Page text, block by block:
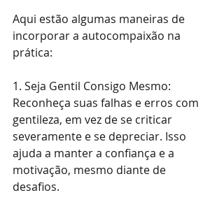
Aqui estão algumas maneiras de
incorporar a autocompaixão na
prática:
1. Seja Gentil Consigo Mesmo:
Reconheça suas falhas e erros com
gentileza, em vez de se criticar
severamente e se depreciar. Isso
ajuda a manter a confiança e a
motivação, mesmo diante de
desafios.